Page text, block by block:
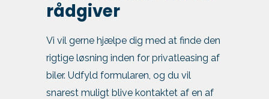
rådgiver
Vi vil gerne hjælpe dig med at finde den
rigtige løsning inden for privatleasing af
biler. Udfyld formularen, og du vil
snarest muligt blive kontaktet af en af